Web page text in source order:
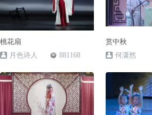
桃花扇
月色诗人
881168
赏中秋
何潇然